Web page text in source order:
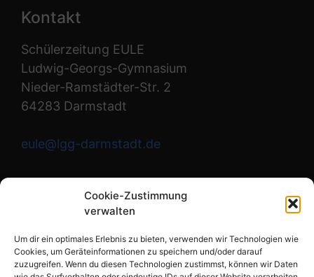
Cookie-Zustimmung
verwalten
Um dir ein optimales Erlebnis zu bieten, verwenden wir Technologien wie
Cookies, um Geräteinformationen zu speichern und/oder darauf
zuzugreifen. Wenn du diesen Technologien zustimmst, können wir Daten
Kontakt
Schülerzeitung EULE
Ludwig-Georgs-Gymnasium
Nieder-Ramstädter-Str. 2
64283 Darmstadt
eule@lgg-darmstadt.de
Wir sind die Redaktion.
Instagram